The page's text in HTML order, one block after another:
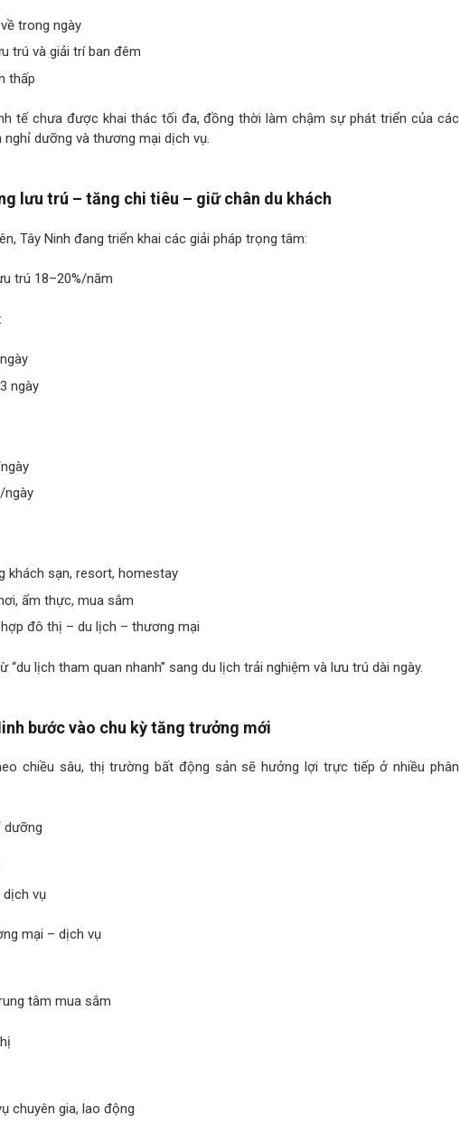
trong ngày
trú và giải trí ban đêm
thấp
tế chưa được khai thác tối đa, đồng thời làm chậm sự phát triển của các
dưỡng và thương mại dịch vụ.
lưu trú – tăng chi tiêu – giữ chân du khách
Tây Ninh đang triển khai các giải pháp trọng tâm:
trú 18–20%/năm
ngày
ngày
khách sạn, resort, homestay
ẩm thực, mua sắm
đô thị – du lịch – thương mại
“du lịch tham quan nhanh” sang du lịch trải nghiệm và lưu trú dài ngày.
bước vào chu kỳ tăng trưởng mới
chiều sâu, thị trường bất động sản sẽ hưởng lợi trực tiếp ở nhiều phân
dưỡng
dịch vụ
mại – dịch vụ
tâm mua sắm
chuyên gia, lao động